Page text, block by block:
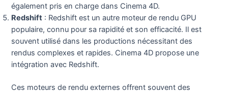
également pris en charge dans Cinema 4D.
Redshift : Redshift est un autre moteur de rendu GPU
populaire, connu pour sa rapidité et son efficacité. Il est
souvent utilisé dans les productions nécessitant des
rendus complexes et rapides. Cinema 4D propose une
intégration avec Redshift.
Ces moteurs de rendu externes offrent souvent des